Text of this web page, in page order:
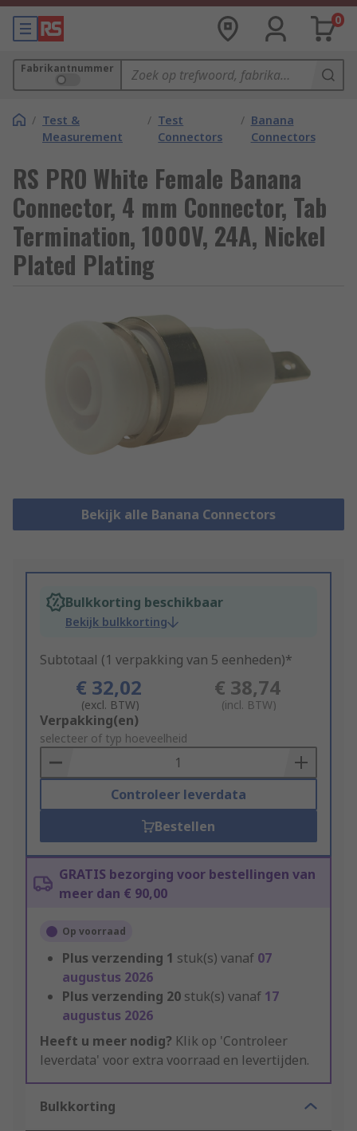
0
Fabrikantnummer
/ Test &
Measurement
/ Test
Connectors
/ Banana
Connectors
RS PRO White Female Banana
Connector, 4 mm Connector, Tab
Termination, 1000V, 24A, Nickel
Plated Plating
Bekijk alle Banana Connectors
Bulkkorting beschikbaar
Bekijk bulkkorting
Subtotaal (1 verpakking van 5 eenheden)*
€ 32,02
(excl. BTW)
€ 38,74
(incl. BTW)
Add
to
Basket
Verpakking(en)
selecteer of typ hoeveelheid
Controleer leverdata
Bestellen
GRATIS bezorging voor bestellingen van
meer dan € 90,00
Op voorraad
Plus verzending 1 stuk(s) vanaf 07
augustus 2026
Plus verzending 20 stuk(s) vanaf 17
augustus 2026
Heeft u meer nodig? Klik op 'Controleer
leverdata' voor extra voorraad en levertijden.
Bulkkorting